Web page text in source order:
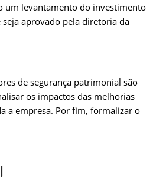
um levantamento do investimento
aprovado pela diretoria da
de segurança patrimonial são
os impactos das melhorias
a empresa. Por fim, formalizar o